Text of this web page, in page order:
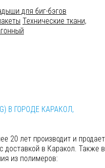
для биг-бэгов
Технические ткани,
В ГОРОДЕ КАРАКОЛ,
20 лет производит и продает
доставкой в Каракол. Также в
из полимеров: